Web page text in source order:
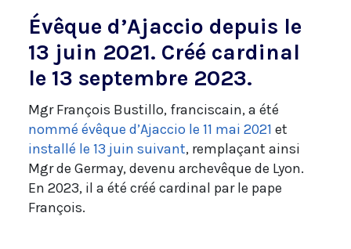
Évêque d’Ajaccio depuis le
13 juin 2021. Créé cardinal
le 13 septembre 2023.
Mgr François Bustillo, franciscain, a été
nommé évêque d’Ajaccio le 11 mai 2021 et
installé le 13 juin suivant, remplaçant ainsi
Mgr de Germay, devenu archevêque de Lyon.
En 2023, il a été créé cardinal par le pape
François.